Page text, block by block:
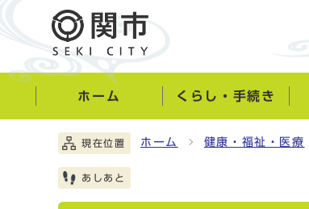
ホーム くらし・手続き
現在位置 ホーム 健康・福祉・医療
あしあと